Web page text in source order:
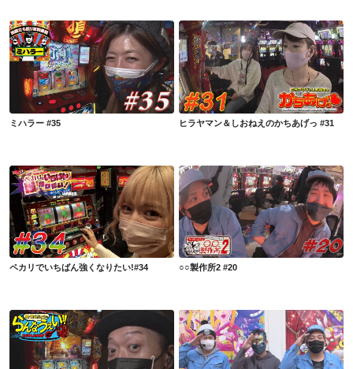
ミハラー #35
ミハラー #35
ヒラヤマン＆しおねえのかちあげっ #31
ヒラヤマン＆しおねえのかちあげっ #31
ペカリでいちばん強くなりたい!#34
ペカリでいちばん強くなりたい!#34
○○製作所2 #20
○○製作所2 #20
嵐・青山りょうのらんなうぇい!!#74 ○○製作所2 #19